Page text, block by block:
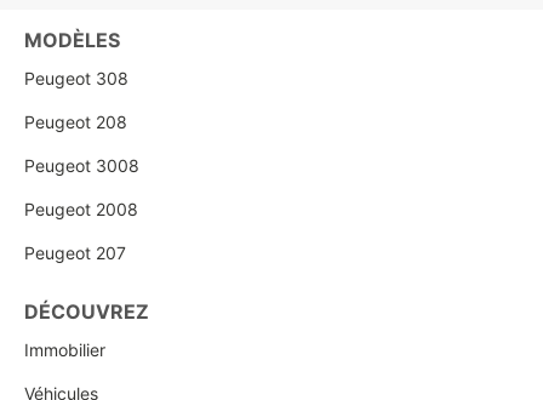
MODÈLES
Peugeot 308
Peugeot 208
Peugeot 3008
Peugeot 2008
Peugeot 207
DÉCOUVREZ
Immobilier
Véhicules